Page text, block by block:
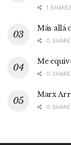
1
Más allá
0
Me
0
Marx
0